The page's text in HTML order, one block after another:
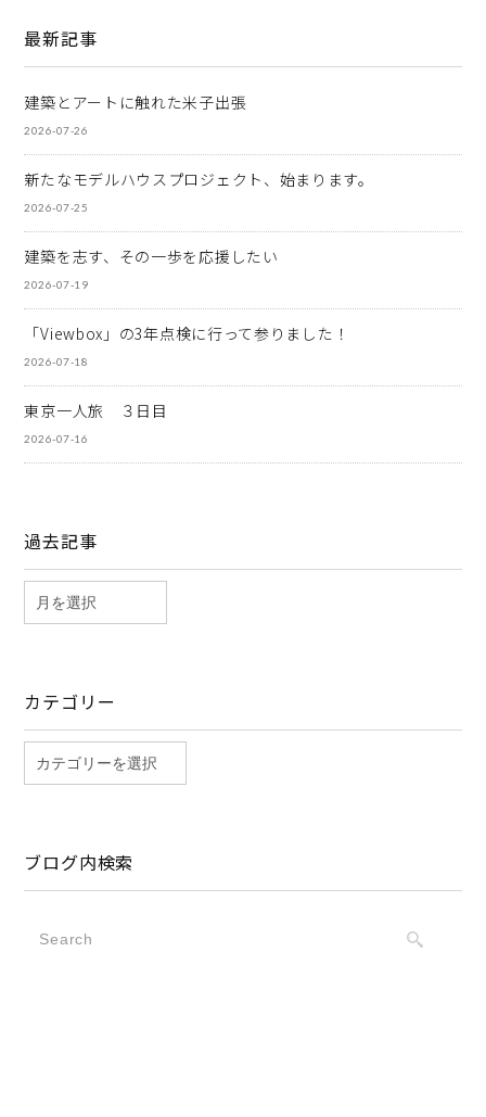
最新記事
建築とアートに触れた米子出張
2026-07-26
新たなモデルハウスプロジェクト、始まります。
2026-07-25
建築を志す、その一歩を応援したい
2026-07-19
「Viewbox」の3年点検に行って参りました！
2026-07-18
東京一人旅 ３日目
2026-07-16
過去記事
カテゴリー
ブログ内検索